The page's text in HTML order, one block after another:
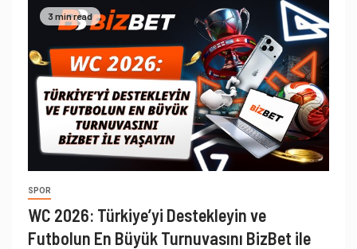
3 min read
SPOR
WC 2026: Türkiye’yi Destekleyin ve
Futbolun En Büyük Turnuvasını BizBet ile